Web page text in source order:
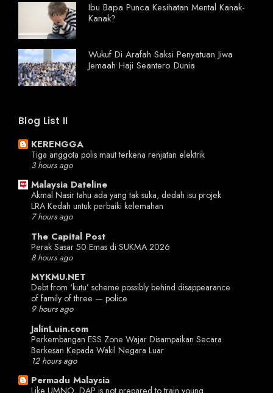
Ibu Bapa Punca Kesihatan Mental Kanak-
Kanak?
Wukuf Di Arafah Saksi Penyatuan Jiwa
Jemaah Haji Seantero Dunia
Blog List II
KERENGGA
Tiga anggota polis maut terkena renjatan elektrik
3 hours ago
Malaysia Dateline
Akmal Nasir tahu ada yang tak suka, dedah isu projek
LRA Kedah untuk perbaiki kelemahan
7 hours ago
The Capital Post
Perak Sasar 50 Emas di SUKMA 2026
8 hours ago
MYKMU.NET
Debt from ‘kutu’ scheme possibly behind disappearance
of family of three — police
9 hours ago
JalinLuin.com
Perkembangan ESS Zone Wajar Disampaikan Secara
Berkesan Kepada Wakil Negara Luar
12 hours ago
Permadu Malaysia